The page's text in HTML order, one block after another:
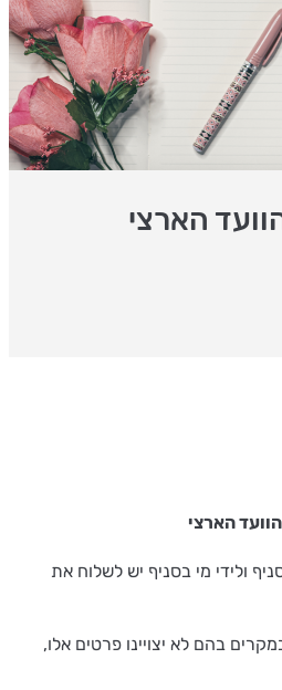
הארצי
הארצי
ולידי מי בסניף יש לשלוח את
בהם לא יצויינו פרטים אלו,